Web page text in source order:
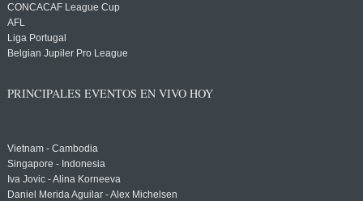
CONCACAF League Cup
AFL
Liga Portugal
Belgian Jupiler Pro League
PRINCIPALES EVENTOS EN VIVO HOY
Vietnam - Cambodia
Singapore - Indonesia
Iva Jovic - Alina Korneeva
Daniel Merida Aguilar - Alex Michelsen